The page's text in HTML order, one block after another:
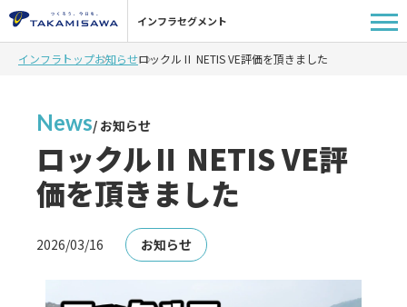
インフラセグメント
インフラトップお知らせロックルⅡ NETIS VE評価を頂きました
News/ お知らせ
ロックルⅡ NETIS VE評
価を頂きました
2026/03/16 お知らせ